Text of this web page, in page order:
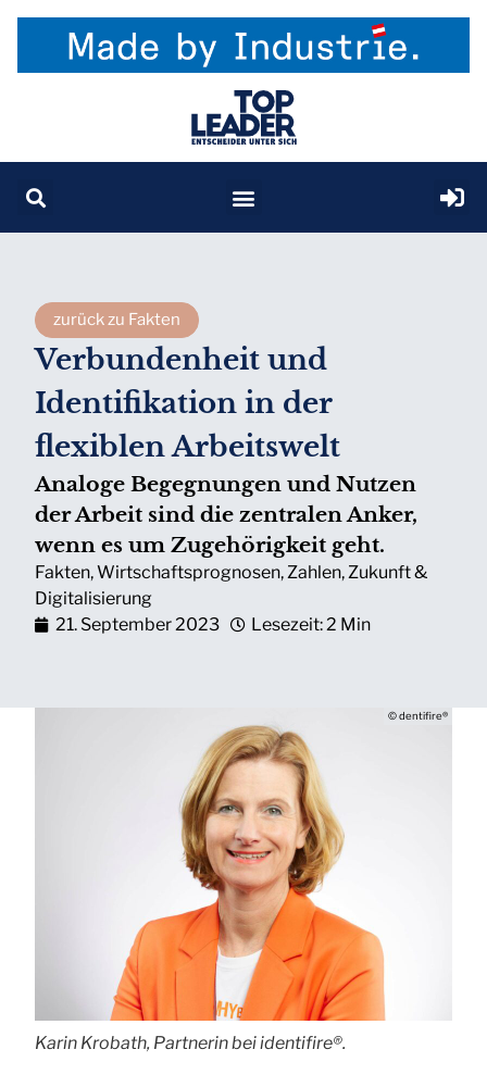
zurück zu Fakten
Verbundenheit und
Identifikation in der
flexiblen Arbeitswelt
Analoge Begegnungen und Nutzen
der Arbeit sind die zentralen Anker,
wenn es um Zugehörigkeit geht.
Fakten,Wirtschaftsprognosen,Zahlen,Zukunft &
Digitalisierung
21. September 2023
Lesezeit: 2 Min
© dentifire®
Karin Krobath, Partnerin bei identifire®.